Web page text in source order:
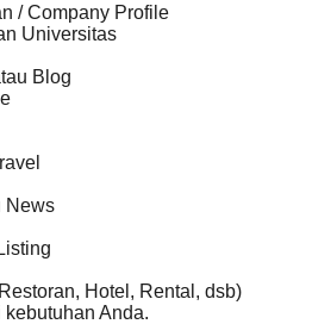
/ Company Profile
Universitas
Blog
News
Hotel, Rental, dsb)
Anda.